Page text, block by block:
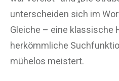
unterscheiden sich im
Gleiche – eine klassische
herkömmliche
mühelos meistert.